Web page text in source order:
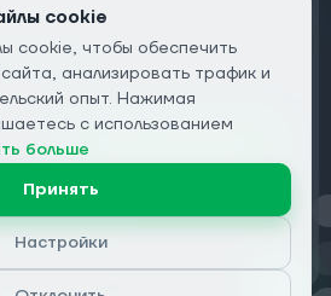
cookie
cookie, чтобы обеспечить
анализировать трафик и
опыт. Нажимая
с использованием
больше
Принять
Настройки